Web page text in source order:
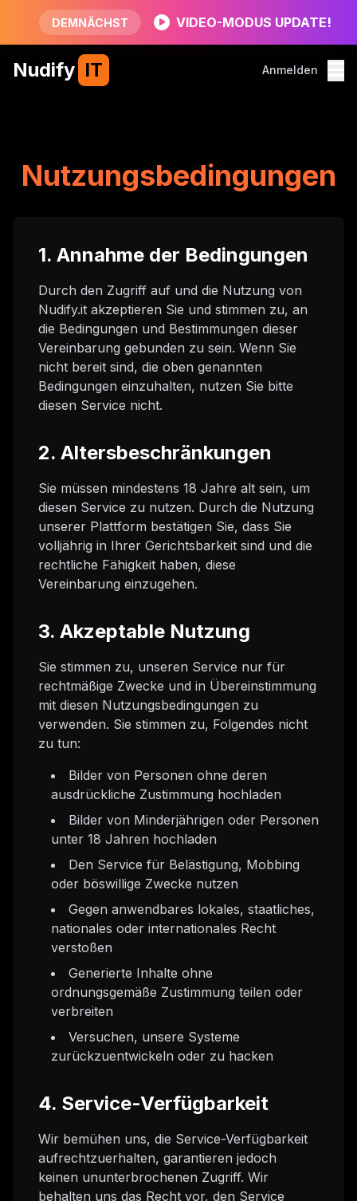
DEMNÄCHST VIDEO-MODUS UPDATE!
Nudify IT Anmelden
Nutzungsbedingungen
1. Annahme der Bedingungen
Durch den Zugriff auf und die Nutzung von
Nudify.it akzeptieren Sie und stimmen zu, an
die Bedingungen und Bestimmungen dieser
Vereinbarung gebunden zu sein. Wenn Sie
nicht bereit sind, die oben genannten
Bedingungen einzuhalten, nutzen Sie bitte
diesen Service nicht.
2. Altersbeschränkungen
Sie müssen mindestens 18 Jahre alt sein, um
diesen Service zu nutzen. Durch die Nutzung
unserer Plattform bestätigen Sie, dass Sie
volljährig in Ihrer Gerichtsbarkeit sind und die
rechtliche Fähigkeit haben, diese
Vereinbarung einzugehen.
3. Akzeptable Nutzung
Sie stimmen zu, unseren Service nur für
rechtmäßige Zwecke und in Übereinstimmung
mit diesen Nutzungsbedingungen zu
verwenden. Sie stimmen zu, Folgendes nicht
zu tun:
Bilder von Personen ohne deren
ausdrückliche Zustimmung hochladen
Bilder von Minderjährigen oder Personen
unter 18 Jahren hochladen
Den Service für Belästigung, Mobbing
oder böswillige Zwecke nutzen
Gegen anwendbares lokales, staatliches,
nationales oder internationales Recht
verstoßen
Generierte Inhalte ohne
ordnungsgemäße Zustimmung teilen oder
verbreiten
Versuchen, unsere Systeme
zurückzuentwickeln oder zu hacken
4. Service-Verfügbarkeit
Wir bemühen uns, die Service-Verfügbarkeit
aufrechtzuerhalten, garantieren jedoch
keinen ununterbrochenen Zugriff. Wir
behalten uns das Recht vor, den Service